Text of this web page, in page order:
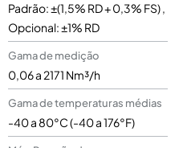
Padrão: ±(1,5% RD + 0,3% FS) ,
Opcional: ±1% RD
Gama de medição
0,06 a 2171 Nm³/h
Gama de temperaturas médias
-40 a 80°C (-40 a 176°F)